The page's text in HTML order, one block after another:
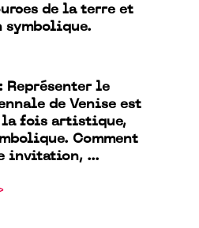
de la terre et
symbolique.
Représenter le
de Venise est
la fois artistique,
Comment
invitation, ...